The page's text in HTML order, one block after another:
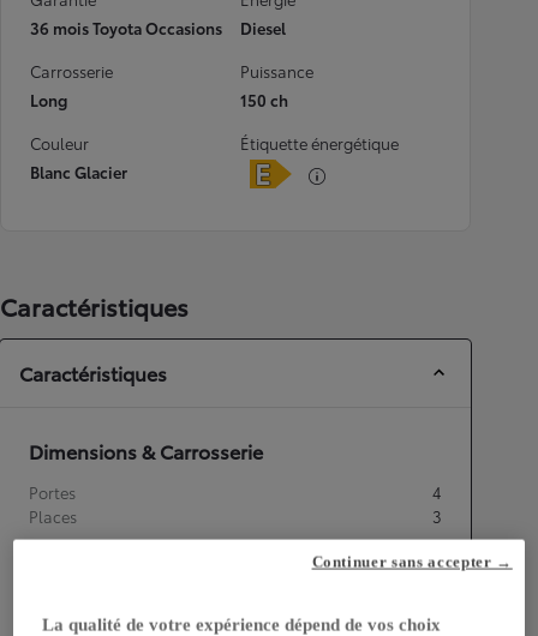
36 mois Toyota Occasions
Diesel
Carrosserie
Long
Puissance
150 ch
Couleur
Blanc Glacier
Étiquette énergétique
Caractéristiques
Caractéristiques
Dimensions & Carrosserie
Portes
4
Places
3
La qualité de votre expérience dépend de vos choix
Continuer sans accepter →